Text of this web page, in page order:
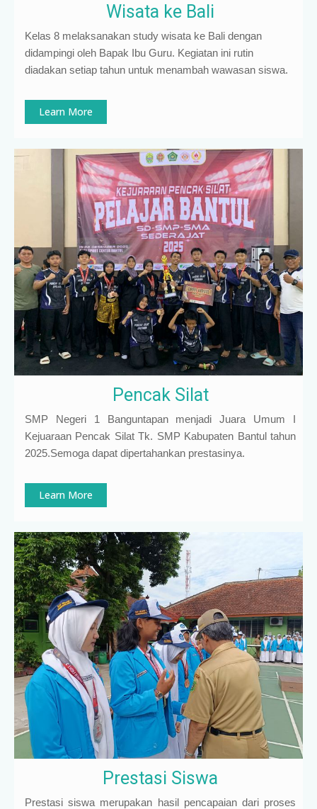
Wisata ke Bali
Kelas 8 melaksanakan study wisata ke Bali dengan
didampingi oleh Bapak Ibu Guru. Kegiatan ini rutin
diadakan setiap tahun untuk menambah wawasan siswa.
Learn More
Pencak Silat
SMP Negeri 1 Banguntapan menjadi Juara Umum I
Kejuaraan Pencak Silat Tk. SMP Kabupaten Bantul tahun
2025.Semoga dapat dipertahankan prestasinya.
Learn More
Prestasi Siswa
Prestasi siswa merupakan hasil pencapaian dari proses